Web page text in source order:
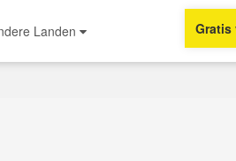
Landen Gratis